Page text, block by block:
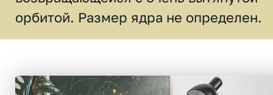
орбитой. Размер ядра не определен.